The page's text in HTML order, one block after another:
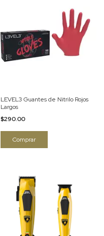
LEVEL3 Guantes de Nitrilo Rojos
Largos
$290.00